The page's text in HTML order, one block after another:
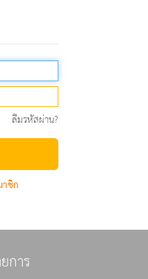
ลืมรหัสผ่าน?
ชิก
การ